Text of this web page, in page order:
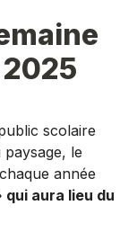
scolaire
paysage, le
année
qui aura lieu du